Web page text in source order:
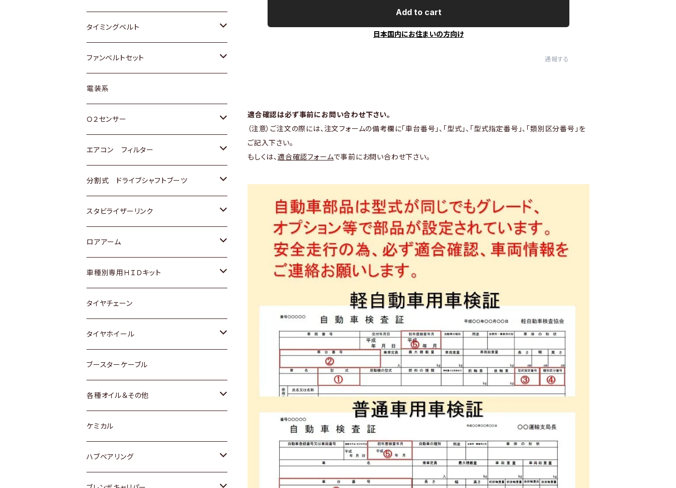
Add to cart
日本国内にお住まいの方向け
通報する
適合確認は必ず事前にお問い合わせ下さい。
（注意）ご注文の際には、注文フォームの備考欄に「車台番号」、「型式」、「型式指定番号」、「類別区分番号」を
ご記入下さい。
もしくは、 適合確認フォームで事前にお問い合わせ下さい。
三菱
スバル
日野
クライスラー
ダイハツ
マツダ
三菱
スバル
ホンダ
マツダ
スズキ
ダイハツ
マツダ
三菱
スバル
ホンダ
スズキ
日産
ダイハツ
マツダ
三菱
スバル
タイミングベルト
トヨタ
スズキ
ダイハツ
三菱
スバル
ファンベルトセット
トヨタ
ホンダ
スズキ
日産
いすゞ
ダイハツ
マツダ
三菱
スバル
レクサス
電装系
Ｏ２センサー
トヨタ
ホンダ
スズキ
日産
ダイハツ
マツダ
三菱
スバル
エアコン フィルター
トヨタ
ホンダ
スズキ
日産
いすゞ
ダイハツ
マツダ
三菱
スバル
分割式 ドライブシャフトブーツ
トヨタ
ホンダ
スズキ
日産
ダイハツ
スバル
スタビライザーリンク
トヨタ
ホンダ
スズキ
日産
ダイハツ
マツダ
ロアアーム
ホンダ
スズキ
日産
ダイハツ
マツダ
スバル
車種別専用ＨＩＤキット
トヨタ
マツダ
タイヤチェーン
タイヤホイール
トヨタ
ホンダ
スズキ
日産
ブースターケーブル
各種オイル＆その他
ディーデル洗浄添加剤
ケミカル
ハブベアリング